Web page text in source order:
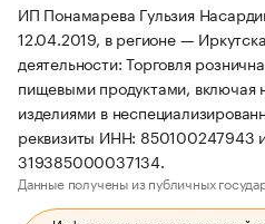
ИП Понамарева Гульзия
12.04.2019, в регионе —
деятельности: Торговля
пищевыми продуктами, включая
изделиями в
реквизиты ИНН: 850100247943
319385000037134.
Данные получены из публичных